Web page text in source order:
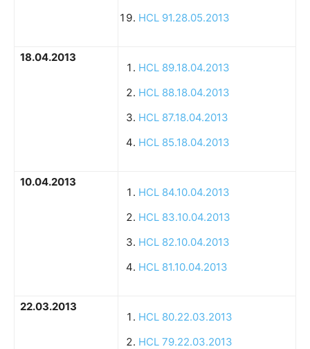
HCL 91.28.05.2013
18.04.2013
HCL 89.18.04.2013
HCL 88.18.04.2013
HCL 87.18.04.2013
HCL 85.18.04.2013
10.04.2013
HCL 84.10.04.2013
HCL 83.10.04.2013
HCL 82.10.04.2013
HCL 81.10.04.2013
22.03.2013
HCL 80.22.03.2013
HCL 79.22.03.2013